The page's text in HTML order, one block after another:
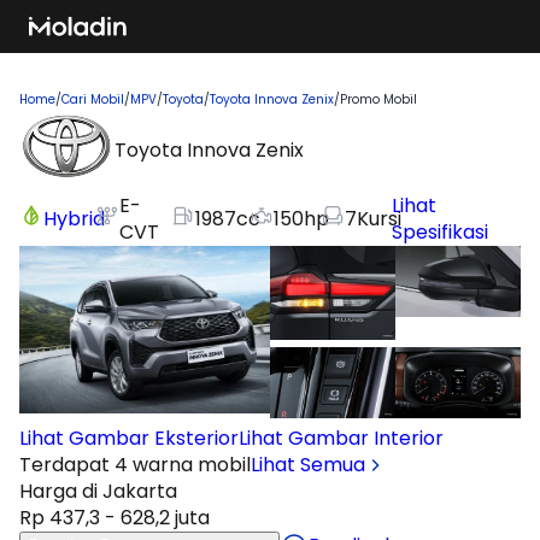
Home/Cari Mobil/MPV/Toyota/Toyota Innova Zenix/Promo Mobil
Toyota Innova Zenix
Hybrid E-
CVT
1987cc 150hp 7KursiLihat
Spesifikasi
Lihat Gambar EksteriorLihat Gambar Interior
Terdapat 4 warna mobilLihat Semua
Harga di Jakarta
Rp 437,3 - 628,2 juta